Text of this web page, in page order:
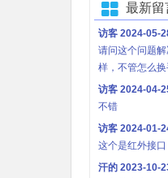
最新留
访客2024-05-
请问这个问题
样，不管怎么
访客2024-04-
不错
访客2024-01-
这个是红外接口
汗的2023-10-